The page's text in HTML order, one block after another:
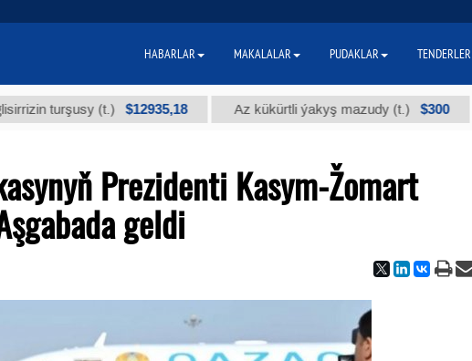
turşusy (t.) $12935,18 Az kükürtli ýakyş mazudy (t.) $300
Prezidenti Kasym-Žomart
geldi
HABARLAR MAKALALAR PUDAKLAR TENDERLER